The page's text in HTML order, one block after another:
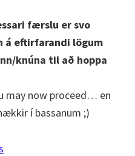
færslu er svo
á eftirfarandi lögum
knúna til að hoppa
may now proceed… en
í bassanum ;)